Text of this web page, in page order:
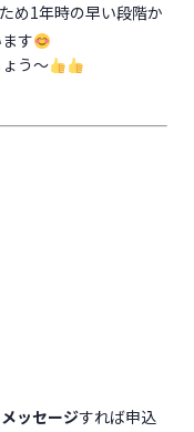
め1年時の早い段階か
す
う～
メッセージすれば申込